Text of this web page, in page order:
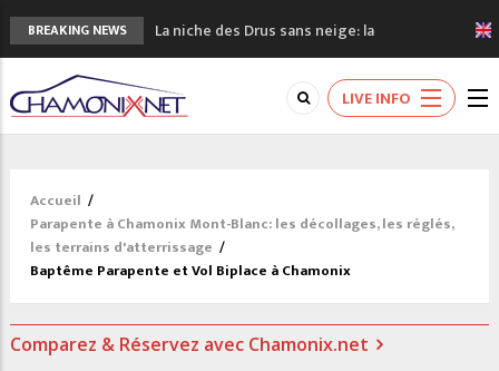
BREAKING NEWS
La niche des Drus sans neige: la
sécheresse en haute montagne
3 bonnes raisons pour visiter le nouveau
Musée du Mont-Blanc
Accidents en montagne: 3 personnes sont
à pied à Chamonix
3eme Chamonix Vallée Classics Festival
LIVE INFO
Accueil /
Parapente à Chamonix Mont-Blanc: les décollages, les réglés,
les terrains d'atterrissage /
Baptême Parapente et Vol Biplace à Chamonix
Comparez & Réservez avec Chamonix.net